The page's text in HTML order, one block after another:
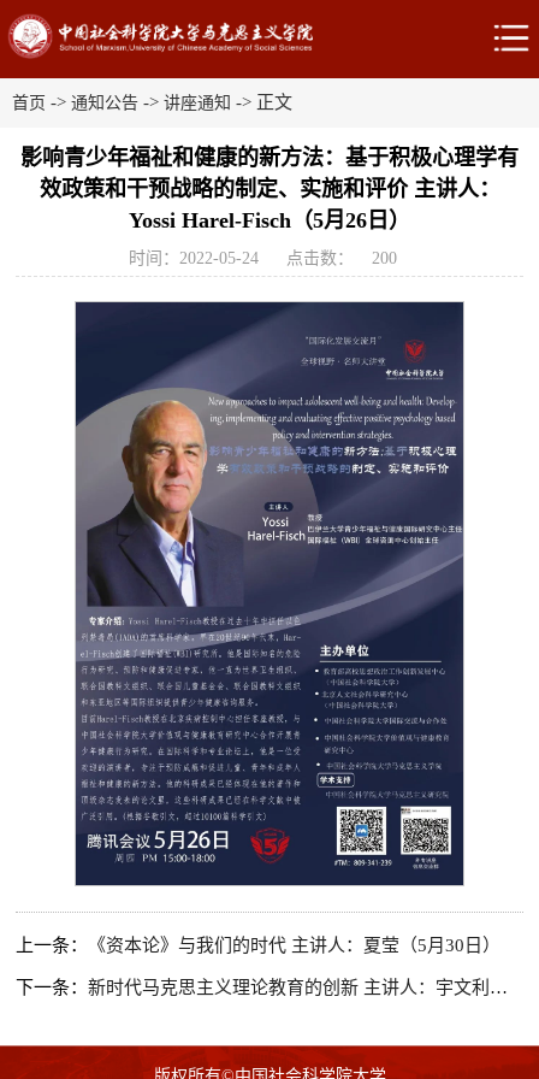
首页 -> 通知公告 -> 讲座通知 -> 正文
影响青少年福祉和健康的新方法：基于积极心理学有
效政策和干预战略的制定、实施和评价 主讲人：
Yossi Harel-Fisch（5月26日）
时间：2022-05-24 点击数： 200
上一条： 《资本论》与我们的时代 主讲人：夏莹（5月30日）
下一条：新时代马克思主义理论教育的创新 主讲人：宇文利（5月26日）